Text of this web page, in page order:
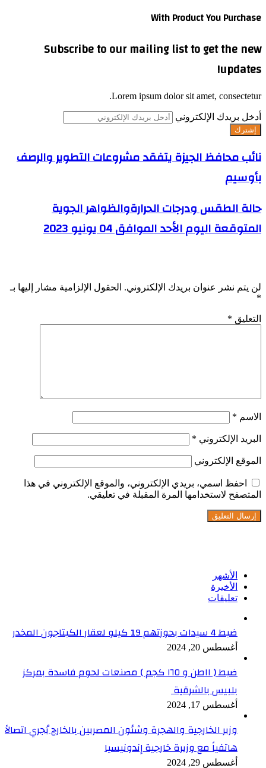
With Product You Purchase
Subscribe to our mailing list to get the new
updates!
Lorem ipsum dolor sit amet, consectetur.
أدخل بريدك الإلكتروني
نائب محافظ الجيزة يتفقد مشروعات التطوير والرصف
بأوسيم
حالة الطقس ودرجات الحرارةوالظواهر الجوية
المتوقعة اليوم الأحد الموافق 04 يونيو 2023
لن يتم نشر عنوان بريدك الإلكتروني. الحقول الإلزامية مشار إليها بـ
*
التعليق *
الاسم *
البريد الإلكتروني *
الموقع الإلكتروني
احفظ اسمي، بريدي الإلكتروني، والموقع الإلكتروني في هذا
المتصفح لاستخدامها المرة المقبلة في تعليقي.
الأشهر
الأخيرة
تعليقات
ضبط 4 سيدات بحوزتهم 19 كيلو لعقار الكبتاجون المخدر
أغسطس 20, 2024
ضبط ( ١١طن و ١٦٥ كجم ) مصنعات لحوم فاسدة بمركز
بلبيس بالشرقية
أغسطس 17, 2024
وزير الخارجية والهجرة وشئون المصريين بالخارج يُجري اتصالاً
هاتفياً مع وزيرة خارجية إندونيسيا
أغسطس 29, 2024